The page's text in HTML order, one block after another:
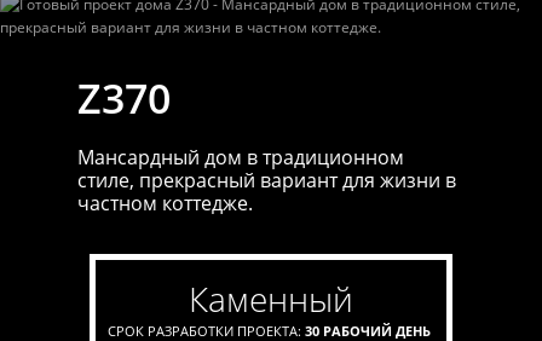
Z370
Мансардный дом в традиционном
стиле, прекрасный вариант для жизни в
частном коттедже.
каменный
СРОК РАЗРАБОТКИ ПРОЕКТА: 30 РАБОЧИЙ ДЕНЬ